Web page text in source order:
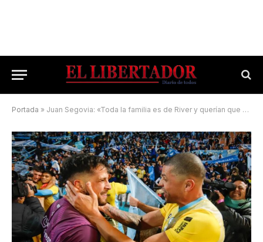
Portada » Juan Segovia: «Toda la familia es de River y querían que gane Temperley»